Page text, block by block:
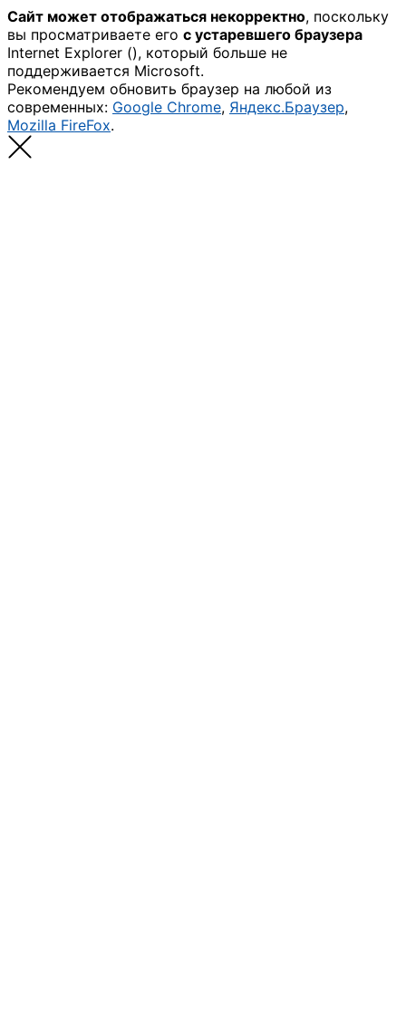
Сайт может отображаться некорректно, поскольку
вы просматриваете его с устаревшего браузера
Internet Explorer (), который больше не
поддерживается Microsoft.
Рекомендуем обновить браузер на любой из
современных: Google Chrome, Яндекс.Браузер,
Mozilla FireFox.